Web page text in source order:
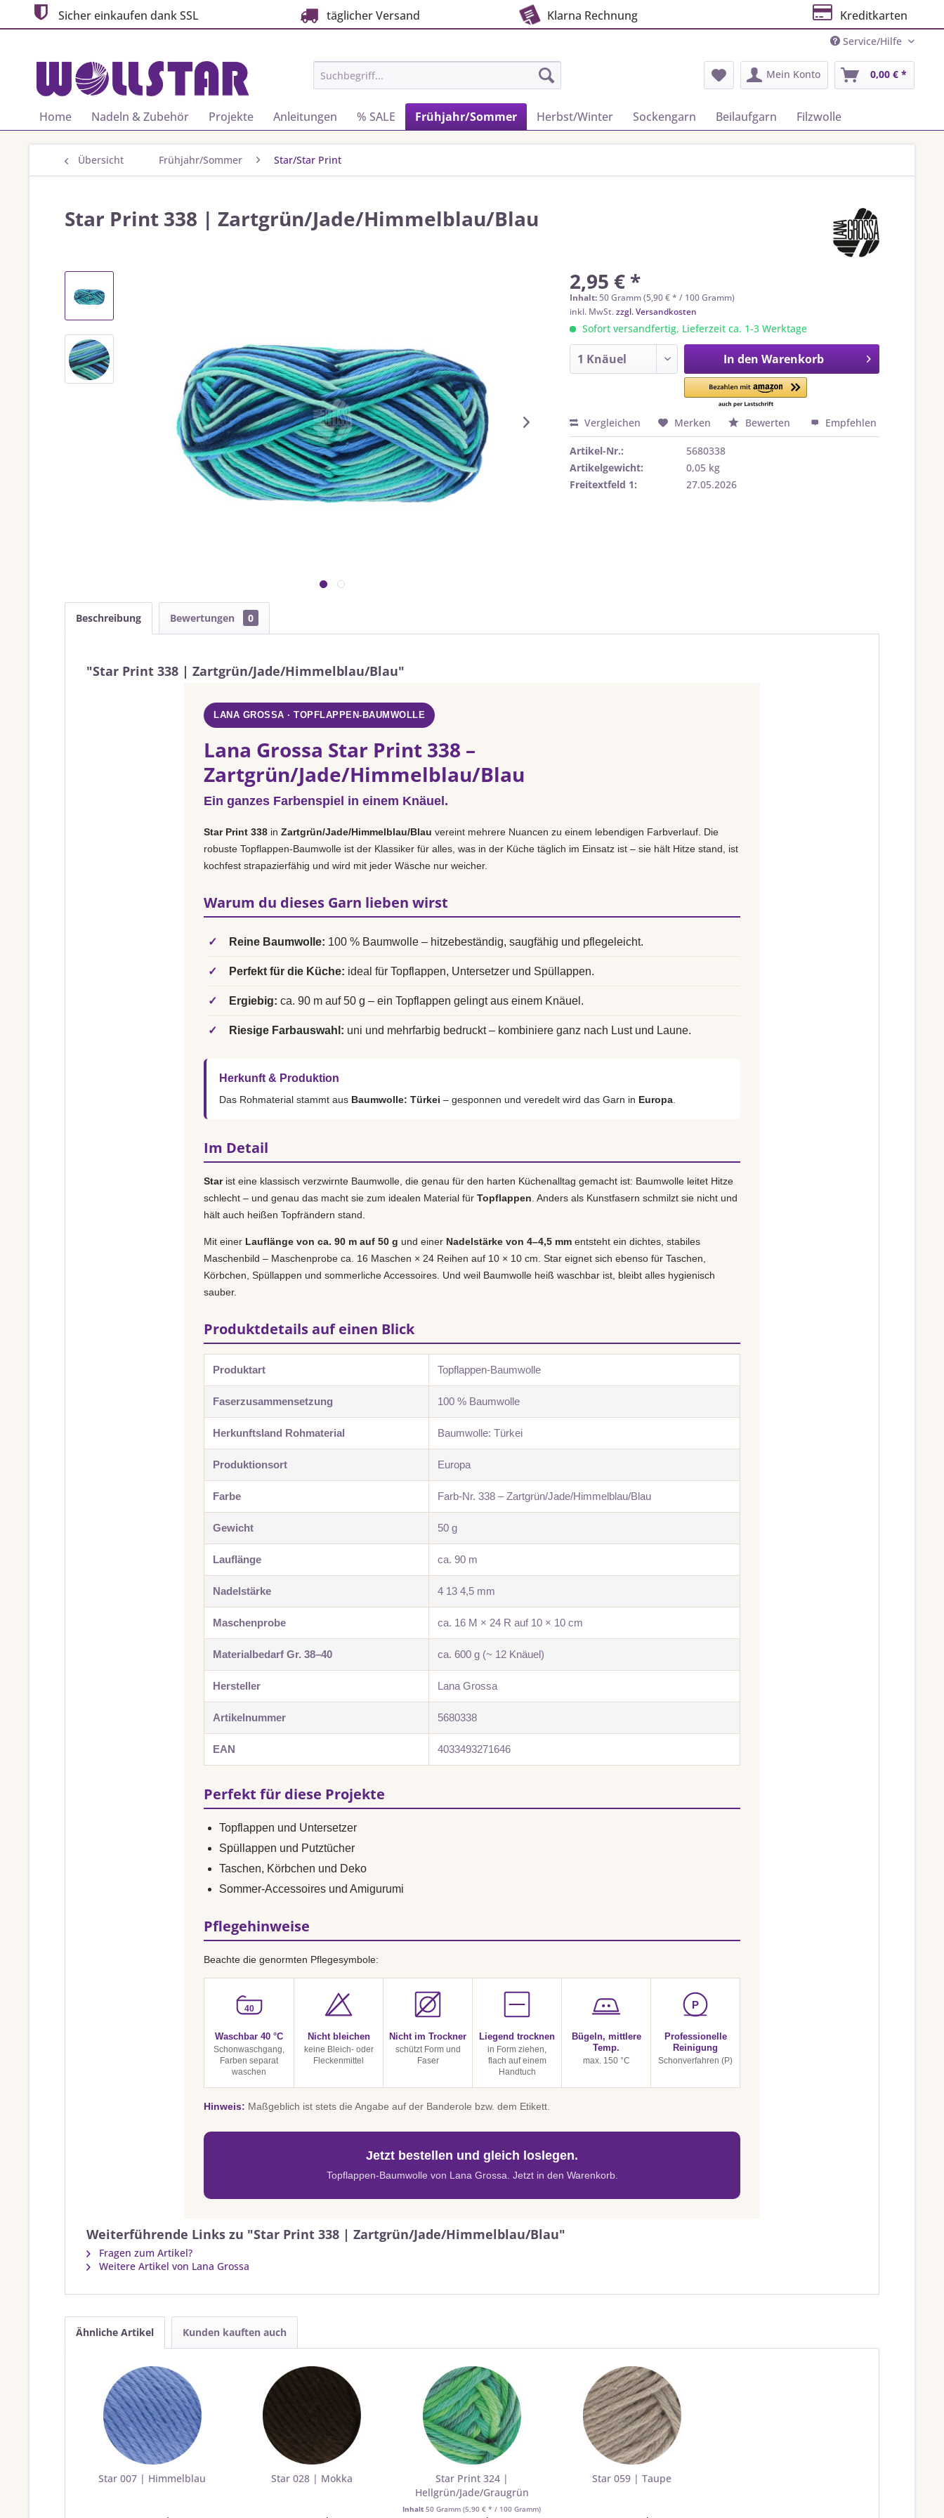
Sicher einkaufen dank SSL täglicher Versand Klarna Rechnung Kreditkarten
Service/Hilfe
Mein Konto 0,00 € *
Home Nadeln & Zubehör Projekte Anleitungen % SALE Frühjahr/Sommer Herbst/Winter Sockengarn Beilaufgarn Filzwolle
Übersicht Frühjahr/Sommer Star/Star Print
Star Print 338 | Zartgrün/Jade/Himmelblau/Blau
2,95 € *
Inhalt: 50 Gramm (5,90 € * / 100 Gramm)
inkl. MwSt.zzgl. Versandkosten
Sofort versandfertig, Lieferzeit ca. 1-3 Werktage
In den Warenkorb
Vergleichen Merken Bewerten Empfehlen
Artikel-Nr.:
5680338
Artikelgewicht:
0,05 kg
Freitextfeld 1:
27.05.2026
Beschreibung Bewertungen 0
"Star Print 338 | Zartgrün/Jade/Himmelblau/Blau"
LANA GROSSA · TOPFLAPPEN-BAUMWOLLE
Lana Grossa Star Print 338 –
Zartgrün/Jade/Himmelblau/Blau
Ein ganzes Farbenspiel in einem Knäuel.
Star Print 338 in Zartgrün/Jade/Himmelblau/Blau vereint mehrere Nuancen zu einem lebendigen Farbverlauf. Die
robuste Topflappen-Baumwolle ist der Klassiker für alles, was in der Küche täglich im Einsatz ist – sie hält Hitze stand, ist
kochfest strapazierfähig und wird mit jeder Wäsche nur weicher.
Warum du dieses Garn lieben wirst
✓ Reine Baumwolle: 100 % Baumwolle – hitzebeständig, saugfähig und pflegeleicht.
✓ Perfekt für die Küche: ideal für Topflappen, Untersetzer und Spüllappen.
✓ Ergiebig: ca. 90 m auf 50 g – ein Topflappen gelingt aus einem Knäuel.
✓ Riesige Farbauswahl: uni und mehrfarbig bedruckt – kombiniere ganz nach Lust und Laune.
Herkunft & Produktion
Das Rohmaterial stammt aus Baumwolle: Türkei – gesponnen und veredelt wird das Garn in Europa
Im Detail
Starist eine klassisch verzwirnte Baumwolle, die genau für den harten Küchenalltag gemacht ist: Baumwolle leitet Hitze
schlecht – und genau das macht sie zum idealen Material für Topflappen . Anders als Kunstfasern schmilzt sie nicht und
hält auch heißen Topfrändern stand.
Mit einer Lauflänge von ca. 90 m auf 50 g und einer Nadelstärke von 4–4,5 mm entsteht ein dichtes, stabiles
Maschenbild – Maschenprobe ca. 16 Maschen × 24 Reihen auf 10 × 10 cm. Star eignet sich ebenso für Taschen,
Körbchen, Spüllappen und sommerliche Accessoires. Und weil Baumwolle heiß waschbar ist, bleibt alles hygienisch
sauber.
Produktdetails auf einen Blick
Produktart Topflappen-Baumwolle
Faserzusammensetzung 100 % Baumwolle
Herkunftsland Rohmaterial Baumwolle: Türkei
Produktionsort Europa
Farbe Farb-Nr. 338 – Zartgrün/Jade/Himmelblau/Blau
Gewicht 50 g
Lauflänge ca. 90 m
Nadelstärke 4 13 4,5 mm
Maschenprobe ca. 16 M × 24 R auf 10 × 10 cm
Materialbedarf Gr. 38–40 ca. 600 g (~ 12 Knäuel)
Hersteller Lana Grossa
Artikelnummer 5680338
EAN 4033493271646
Perfekt für diese Projekte
Topflappen und Untersetzer
Spüllappen und Putztücher
Taschen, Körbchen und Deko
Sommer-Accessoires und Amigurumi
Pflegehinweise
Beachte die genormten Pflegesymbole:
40
Waschbar 40 °C
Schonwaschgang,
Farben separat
waschen
Nicht bleichen
keine Bleich- oder
Fleckenmittel
Nicht im Trockner
schützt Form und
Faser
Liegend trocknen
in Form ziehen,
flach auf einem
Handtuch
Bügeln, mittlere
Temp.
max. 150 °C
P
Professionelle
Reinigung
Schonverfahren (P)
Hinweis: Maßgeblich ist stets die Angabe auf der Banderole bzw. dem Etikett.
Jetzt bestellen und gleich loslegen.
Topflappen-Baumwolle von Lana Grossa. Jetzt in den Warenkorb.
Weiterführende Links zu "Star Print 338 | Zartgrün/Jade/Himmelblau/Blau"
Fragen zum Artikel?
Weitere Artikel von Lana Grossa
Ähnliche Artikel Kunden kauften auch
Star 007 | Himmelblau Star 028 | Mokka
Star Print 324 |
Hellgrün/Jade/Graugrün
Inhalt50 Gramm(5,90 € * / 100 Gramm)
Star 059 | Taupe